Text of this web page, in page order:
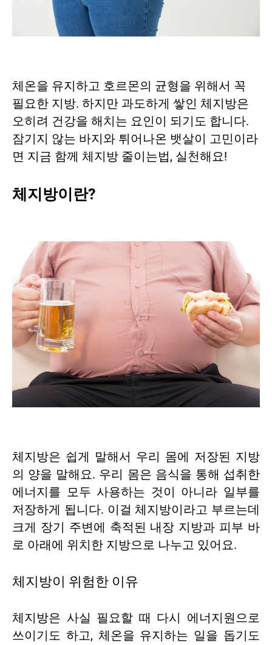
체온을 유지하고 호르몬의 균형을 위해서 꼭
필요한 지방. 하지만 과도하게 쌓인 체지방은
오히려 건강을 해치는 요인이 되기도 합니다.
잠기지 않는 바지와 튀어나온 뱃살이 고민이라
면 지금 함께 체지방 줄이는법, 실천해요!
체지방이란?
체지방은 쉽게 말해서 우리 몸에 저장된 지방
의 양을 말해요. 우리 몸은 음식을 통해 섭취한
에너지를 모두 사용하는 것이 아니라 일부를
저장하게 됩니다. 이걸 체지방이라고 부르는데
크게 장기 주변에 축적된 내장 지방과 피부 바
로 아래에 위치한 지방으로 나누고 있어요.
체지방이 위험한 이유
체지방은 사실 필요할 때 다시 에너지원으로
쓰이기도 하고, 체온을 유지하는 일을 돕기도